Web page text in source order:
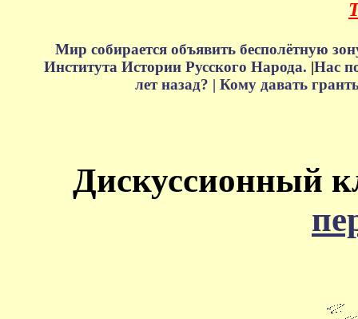
Мир собирается объявить бесполётную
Института Истории Русского Народа. |Нас
лет назад? | Кому давать
Дискуссионный